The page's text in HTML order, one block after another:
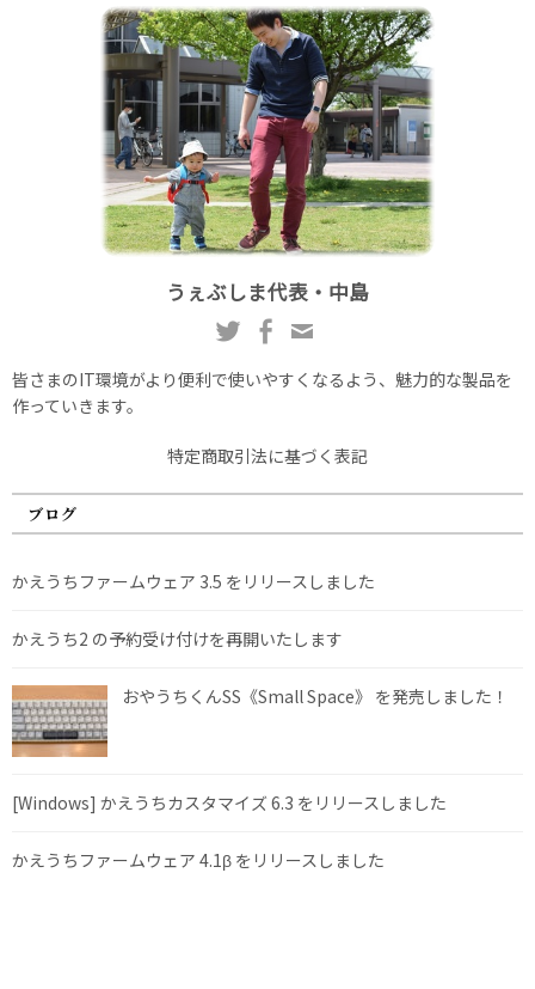
うぇぶしま代表・中島
皆さまのIT環境がより便利で使いやすくなるよう、魅力的な製品を
作っていきます。
特定商取引法に基づく表記
ブログ
かえうちファームウェア 3.5 をリリースしました
かえうち2 の予約受け付けを再開いたします
おやうちくんSS《Small Space》 を発売しました！
[Windows] かえうちカスタマイズ 6.3 をリリースしました
かえうちファームウェア 4.1β をリリースしました